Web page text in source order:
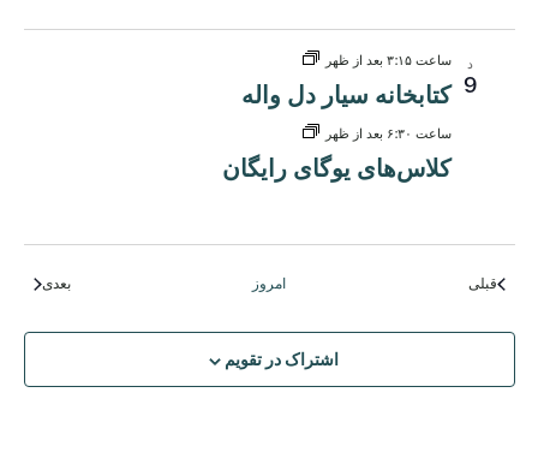
د
9
ساعت ۳:۱۵ بعد از ظهر
کتابخانه سیار دل واله
ساعت ۶:۳۰ بعد از ظهر
کلاس‌های یوگای رایگان
قبلیرویدادها امروز بعدی
اشتراک در تقویم